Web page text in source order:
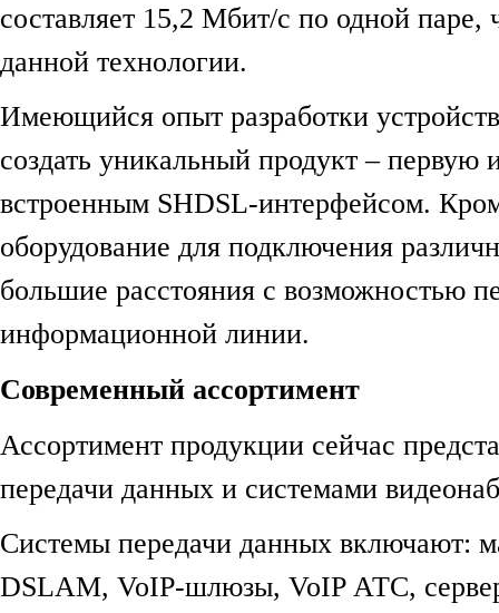
составляет 15,2 Мбит/c по одной
данной технологии.
Имеющийся опыт разработки
создать уникальный продукт –
встроенным SHDSL-интерфейсом.
оборудование для подключения
большие расстояния с возможностью
информационной линии.
Современный ассортимент
Ассортимент продукции сейчас
передачи данных и системами
Системы передачи данных включают:
DSLAM, VoIP-шлюзы, VoIP АТС,